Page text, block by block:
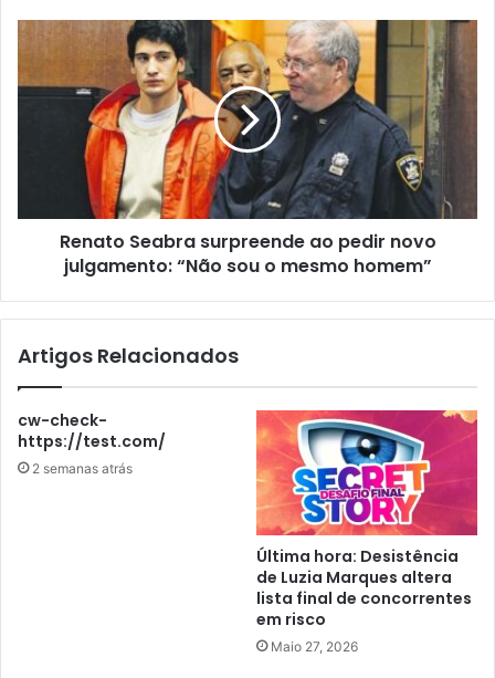
Renato Seabra surpreende ao pedir novo
julgamento: “Não sou o mesmo homem”
Artigos Relacionados
cw-check-
https://test.com/
2 semanas atrás
Última hora: Desistência
de Luzia Marques altera
lista final de concorrentes
em risco
Maio 27, 2026